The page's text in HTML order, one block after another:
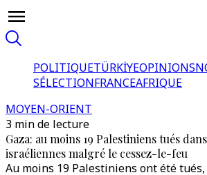
POLITIQUETÜRKİYEOPINIONS
SÉLECTIONFRANCEAFRIQUE
MOYEN-ORIENT
3 min de lecture
Gaza: au moins 19 Palestiniens tués
israéliennes malgré le cessez-le-feu
Au moins 19 Palestiniens ont été